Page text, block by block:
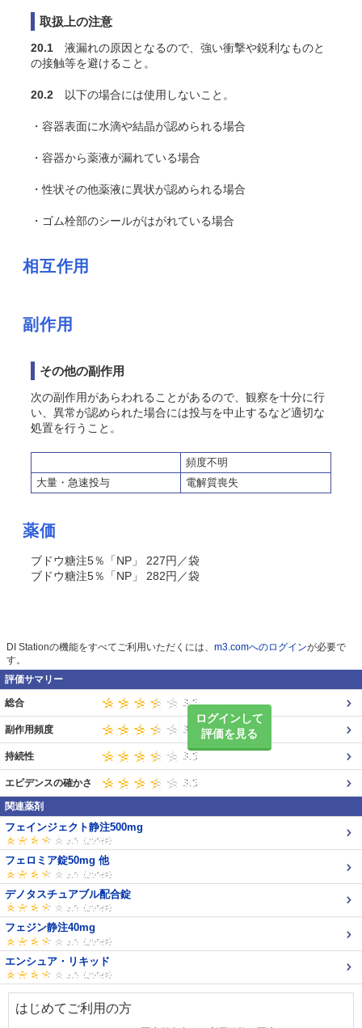
取扱上の注意
20.1 液漏れの原因となるので、強い衝撃や鋭利なものと
の接触等を避けること。
20.2 以下の場合には使用しないこと。
・容器表面に水滴や結晶が認められる場合
・容器から薬液が漏れている場合
・性状その他薬液に異状が認められる場合
・ゴム栓部のシールがはがれている場合
相互作用
副作用
その他の副作用
次の副作用があらわれることがあるので、観察を十分に行
い、異常が認められた場合には投与を中止するなど適切な
処置を行うこと。
頻度不明
大量・急速投与
電解質喪失
薬価
ブドウ糖注5％「NP」 227円／袋
ブドウ糖注5％「NP」 282円／袋
DI Stationの機能をすべてご利用いただくには、 m3.comへのログインが必要で
す。
評価サマリー
ログインして
評価を見る
総合
副作用頻度
持続性
エビデンスの確かさ
関連薬剤
フェインジェクト静注500mg
フェロミア錠50mg 他
デノタスチュアブル配合錠
フェジン静注40mg
エンシュア・リキッド
はじめてご利用の方